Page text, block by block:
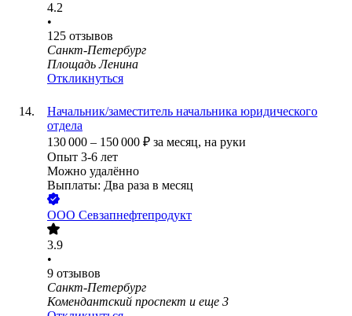
4.2
•
125 отзывов
Санкт-Петербург
Площадь Ленина
Откликнуться
Начальник/заместитель начальника юридического
отдела
130 000 – 150 000 ₽ за месяц, на руки
Опыт 3-6 лет
Можно удалённо
Выплаты: Два раза в месяц
ООО Севзапнефтепродукт
3.9
•
9 отзывов
Санкт-Петербург
Комендантский проспект и еще 3